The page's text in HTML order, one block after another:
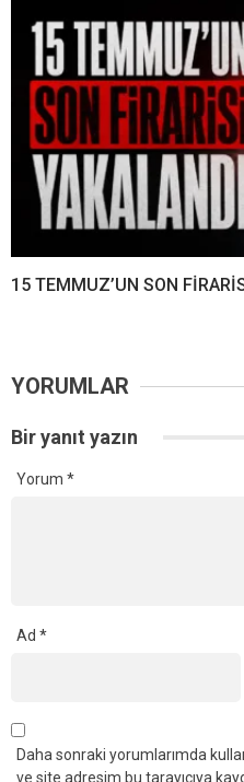
15 TEMMUZ’UN SON
YORUMLAR
Bir yanıt yazın
Yorum *
Ad *
Daha sonraki yorumlarımda
ve site adresim bu tarayıcıya